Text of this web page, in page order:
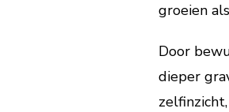
groeien
Door
dieper